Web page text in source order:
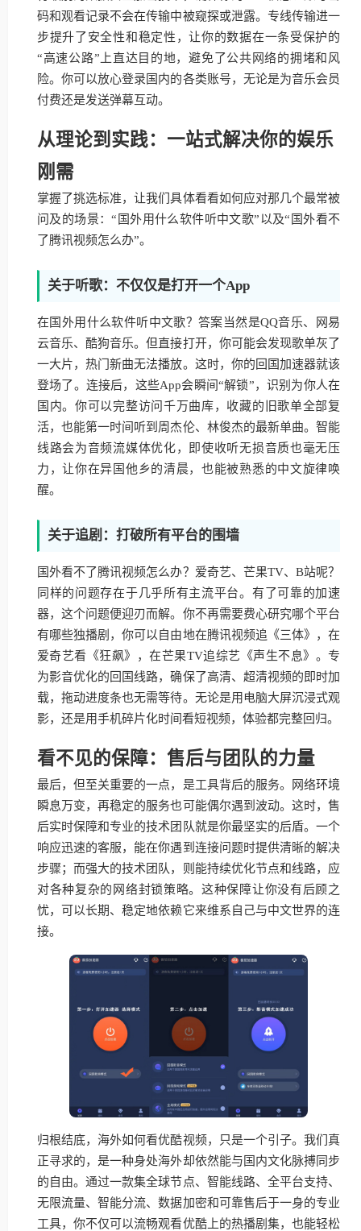
码和观看记录不会在传输中被窥探或泄露。专线传输进一
步提升了安全性和稳定性，让你的数据在一条受保护的
“高速公路”上直达目的地，避免了公共网络的拥堵和风
险。你可以放心登录国内的各类账号，无论是为音乐会员
付费还是发送弹幕互动。
从理论到实践：一站式解决你的娱乐
刚需
掌握了挑选标准，让我们具体看看如何应对那几个最常被
问及的场景：“国外用什么软件听中文歌”以及“国外看不
了腾讯视频怎么办”。
关于听歌：不仅仅是打开一个App
在国外用什么软件听中文歌？答案当然是QQ音乐、网易
云音乐、酷狗音乐。但直接打开，你可能会发现歌单灰了
一大片，热门新曲无法播放。这时，你的回国加速器就该
登场了。连接后，这些App会瞬间“解锁”，识别为你人在
国内。你可以完整访问千万曲库，收藏的旧歌单全部复
活，也能第一时间听到周杰伦、林俊杰的最新单曲。智能
线路会为音频流媒体优化，即使收听无损音质也毫无压
力，让你在异国他乡的清晨，也能被熟悉的中文旋律唤
醒。
关于追剧：打破所有平台的围墙
国外看不了腾讯视频怎么办？爱奇艺、芒果TV、B站呢？
同样的问题存在于几乎所有主流平台。有了可靠的加速
器，这个问题便迎刃而解。你不再需要费心研究哪个平台
有哪些独播剧，你可以自由地在腾讯视频追《三体》，在
爱奇艺看《狂飙》，在芒果TV追综艺《声生不息》。专
为影音优化的回国线路，确保了高清、超清视频的即时加
载，拖动进度条也无需等待。无论是用电脑大屏沉浸式观
影，还是用手机碎片化时间看短视频，体验都完整回归。
看不见的保障：售后与团队的力量
最后，但至关重要的一点，是工具背后的服务。网络环境
瞬息万变，再稳定的服务也可能偶尔遇到波动。这时，售
后实时保障和专业的技术团队就是你最坚实的后盾。一个
响应迅速的客服，能在你遇到连接问题时提供清晰的解决
步骤；而强大的技术团队，则能持续优化节点和线路，应
对各种复杂的网络封锁策略。这种保障让你没有后顾之
忧，可以长期、稳定地依赖它来维系自己与中文世界的连
接。
归根结底，海外如何看优酷视频，只是一个引子。我们真
正寻求的，是一种身处海外却依然能与国内文化脉搏同步
的自由。通过一款集全球节点、智能线路、全平台支持、
无限流量、智能分流、数据加密和可靠售后于一身的专业
工具，你不仅可以流畅观看优酷上的热播剧集，也能轻松